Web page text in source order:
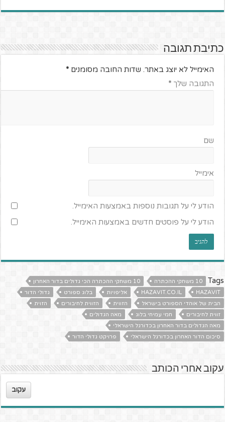
כתיבת תגובה
האימייל לא יוצג באתר. שדות החובה מסומנים*
התגובה שלך*
שם
אימייל
הודע לי על תגובות נוספות באמצעות האימייל.
הודע לי על פוסטים חדשים באמצעות האימייל.
Tags 10 משחקי ההכתרה
10 משחקי ההכתרה הכי גדולים בדור האחרון
HAZAVIT
HAZAVIT.CO.IL אליפויות בלוג ספורט
גדולי הדור
הבית של אוהדי הספורט בישראל
הזווית הזווית לחיבורים
הזוית
זווית לחיבורים
חמי עמיחי בלוג
מאה הגדולים
מאה הגדולים בדור האחרון בכדורגל הישראלי
סיכום הדור האחרון בכדורגל הישראלי
פרויקט גדולי הדור
עקוב אחרי הכותב
עקוב